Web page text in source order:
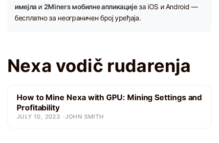
имејлаи 2Miners мобилне апликацијеза iOS и Android —
бесплатно за неограничен број уређаја.
Nexa vodič rudarenja
How to Mine Nexa with GPU: Mining Settings and
Profitability
JULY 10, 2023 JOHN SMITH